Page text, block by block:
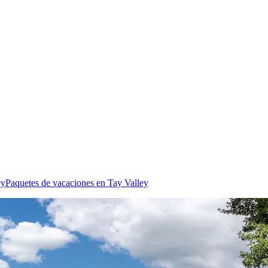
Paquetes de vacaciones en Tay Valley